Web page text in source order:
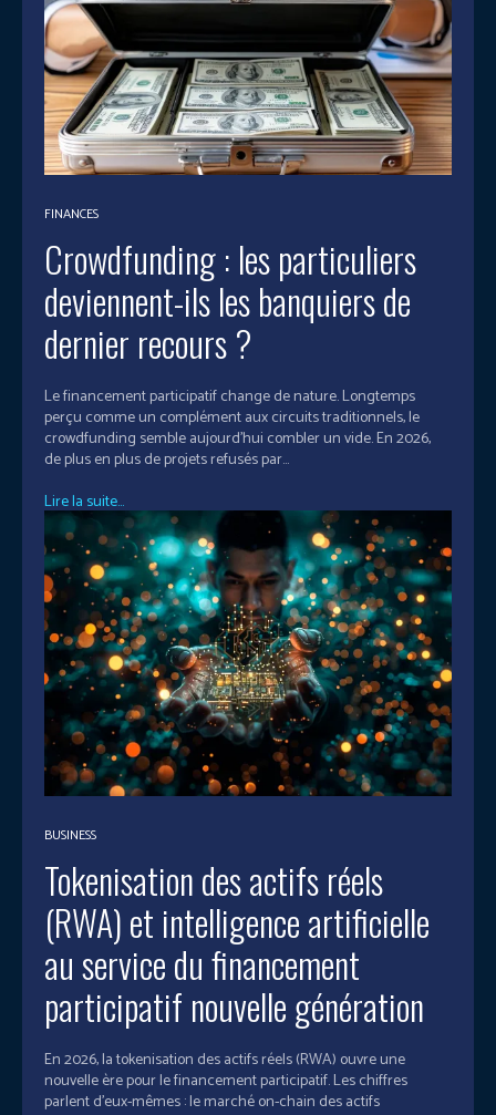
FINANCES
Crowdfunding : les particuliers
deviennent-ils les banquiers de
dernier recours ?
Le financement participatif change de nature. Longtemps
perçu comme un complément aux circuits traditionnels, le
crowdfunding semble aujourd’hui combler un vide. En 2026,
de plus en plus de projets refusés par...
Lire la suite...
BUSINESS
Tokenisation des actifs réels
(RWA) et intelligence artificielle
au service du financement
participatif nouvelle génération
En 2026, la tokenisation des actifs réels (RWA) ouvre une
nouvelle ère pour le financement participatif. Les chiffres
parlent d'eux-mêmes : le marché on-chain des actifs